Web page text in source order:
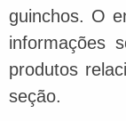
guinchos. O
informações
produtos
seção.